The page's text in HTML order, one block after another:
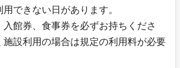
できない日があります。
入館券、食事券を必ずお持ちくださ
施設利用の場合は規定の利用料が必要